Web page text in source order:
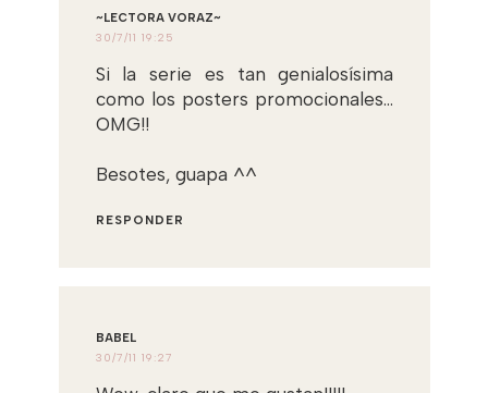
~LECTORA VORAZ~
30/7/11 19:25
Si la serie es tan genialosísima
como los posters promocionales...
OMG!!
Besotes, guapa ^^
RESPONDER
BABEL
30/7/11 19:27